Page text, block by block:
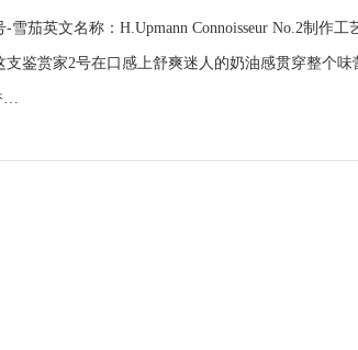
茄英文名称：H.Upmann Connoisseur No.2制作工
支鉴赏家2号在口感上舒爽迷人的奶油感贯穿整个